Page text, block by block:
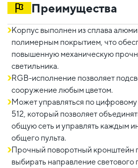
Преимущества
Корпус выполнен из сплава
полимерным покрытием, что
повышенную механическую
светильника.
RGB-исполнение позволяет
сооружение любым цветом.
Может управляться по
512, который позволяет
общую сеть и управлять каждым
общего пульта.
Прочный поворотный кронштейн
выбирать направление светового